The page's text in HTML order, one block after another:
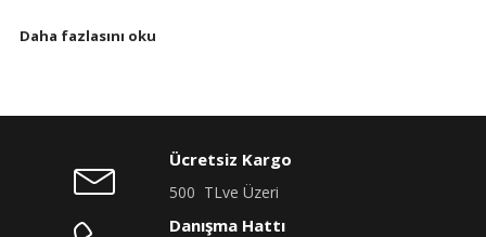
Daha fazlasını oku
Ücretsiz Kargo
500 TLve Üzeri
Danışma Hattı